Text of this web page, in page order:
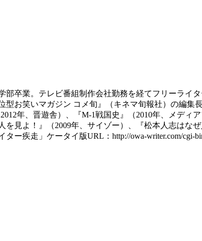
部卒業。テレビ番組制作会社勤務を経てフリーラ
型お笑いマガジン コメ旬』（キネマ旬報社）の編
年、晋遊舎）、『M-1戦国史』（2010年、メデ
を見よ！』（2009年、サイゾー）、『松本人志はな
ー疾走」ケータイ版URL：http://owa-writer.com/cgi-